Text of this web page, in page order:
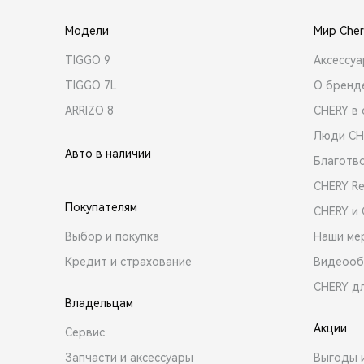
Модели
TIGGO 9
TIGGO 7L
ARRIZO 8
Авто в наличии
Покупателям
Выбор и покупка
Кредит и страхование
Владельцам
Сервис
Запчасти и аксессуары
Мир
О
CHERY
Люди
CHERY
CHERY
Наши
CHERY
Акции
Выгоды